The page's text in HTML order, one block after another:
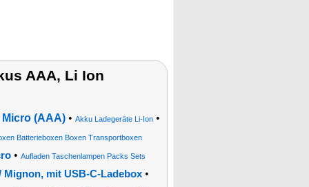
AAA, Li Ion
Micro (AAA) • Akku Ladegeräte Li-Ion •
Batterieboxen Boxen Transportboxen
• Aufladen Taschenlampen Packs Sets
Mignon, mit USB-C-Ladebox•